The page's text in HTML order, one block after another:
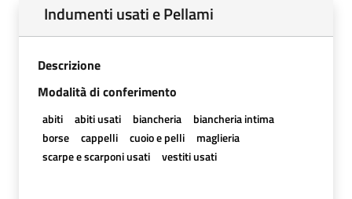
Indumenti usati e Pellami
Descrizione
Modalità di conferimento
abiti abiti usati biancheria
biancheria intima
borse
cappelli cuoio e pelli
maglieria
scarpe e scarponi usati
vestiti usati